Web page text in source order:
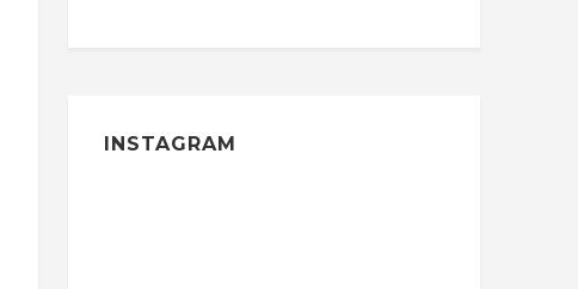
INSTAGRAM